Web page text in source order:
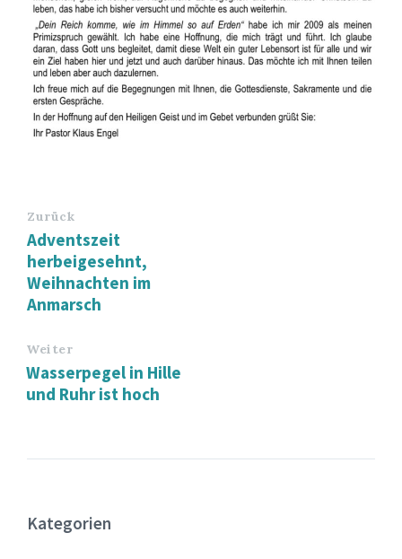
Zurück
Adventszeit
herbeigesehnt,
Weihnachten im
Anmarsch
Weiter
Wasserpegel in Hille
und Ruhr ist hoch
Kategorien